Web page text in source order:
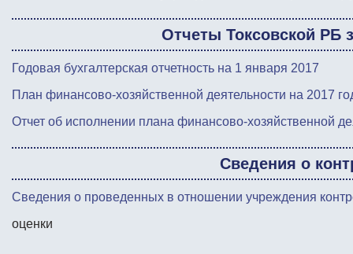
Отчеты Токсовской РБ
Годовая бухгалтерская отчетность на 1 января 2017
План финансово-хозяйственной деятельности на 2017
Отчет об исполнении плана финансово-хозяйственной
Сведения о
Сведения о проведенных в отношении учреждения
оценки